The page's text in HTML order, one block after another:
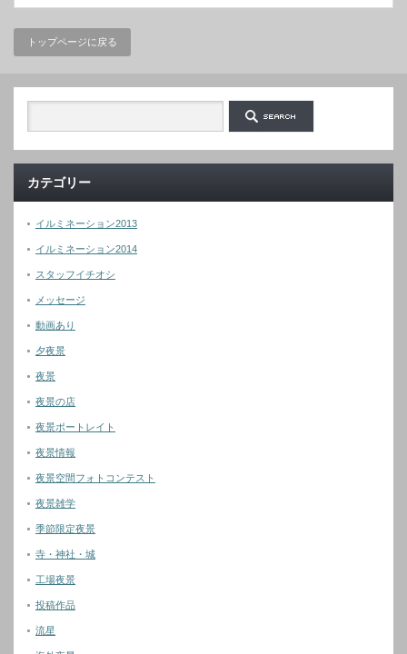
トップページに戻る
カテゴリー
イルミネーション2013
イルミネーション2014
スタッフイチオシ
メッセージ
動画あり
夕夜景
夜景
夜景の店
夜景ポートレイト
夜景情報
夜景空間フォトコンテスト
夜景雑学
季節限定夜景
寺・神社・城
工場夜景
投稿作品
流星